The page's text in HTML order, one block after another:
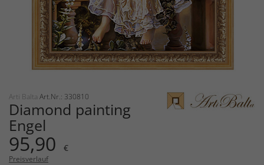
Arti Balta Art.Nr.: 330810
Diamond painting
Engel
95,90 €
Preisverlauf